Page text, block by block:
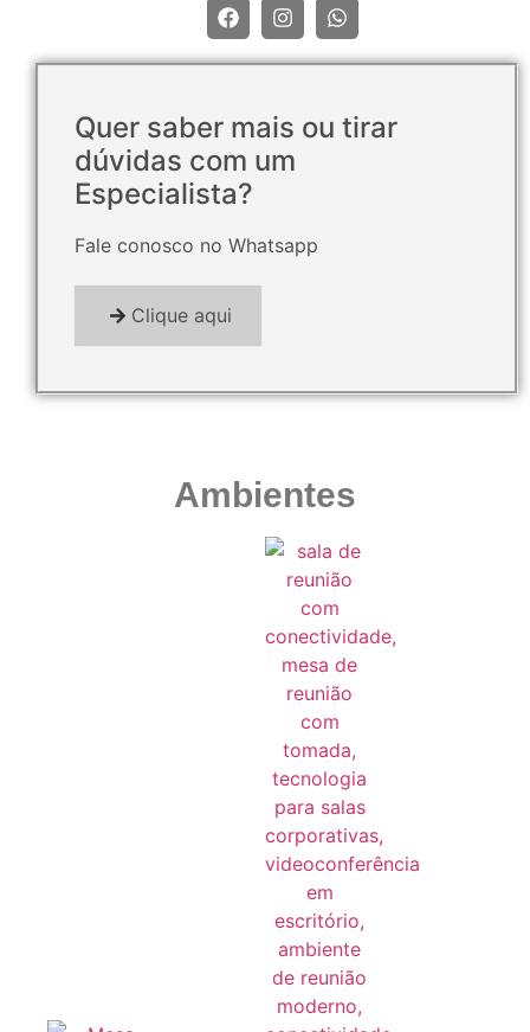
Quer saber mais ou tirar
dúvidas com um
Especialista?
Fale conosco no Whatsapp
Clique aqui
Ambientes